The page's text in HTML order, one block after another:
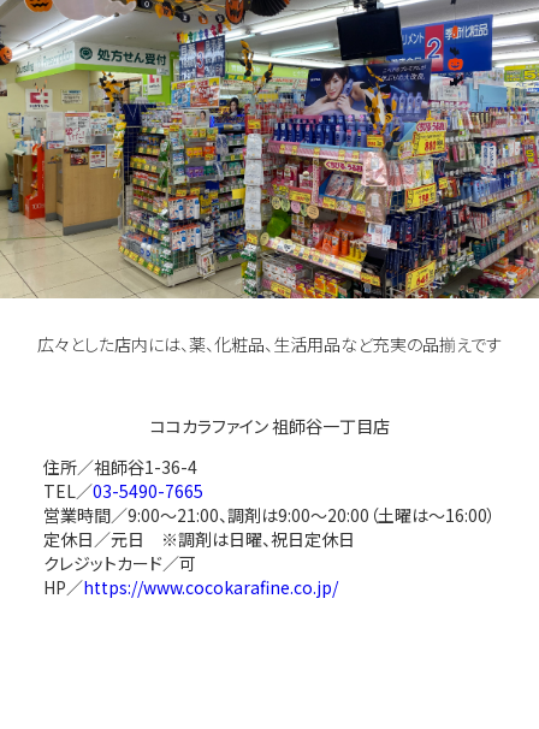
広々とした店内には、薬、化粧品、生活用品など充実の品揃えです
ココカラファイン 祖師谷一丁目店
住所／祖師谷1-36-4
TEL／03-5490-7665
営業時間／9:00〜21:00、調剤は9:00～20:00（土曜は～16:00）
定休日／元日 ※調剤は日曜、祝日定休日
クレジットカード／可
HP／https://www.cocokarafine.co.jp/